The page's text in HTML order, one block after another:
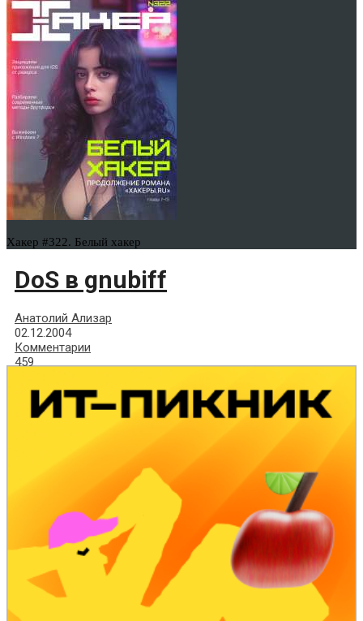
Хакер #322. Белый хакер
DoS в gnubiff
Анатолий Ализар
02.12.2004
Комментарии
459